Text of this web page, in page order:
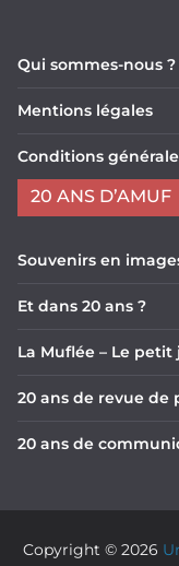
Qui sommes-nous ?
Mentions légales
Conditions
20 ANS D’AMUF
Souvenirs en
Et dans 20 ans ?
La Muflée – Le petit
20 ans de revue de
20 ans de
Copyright © 2026